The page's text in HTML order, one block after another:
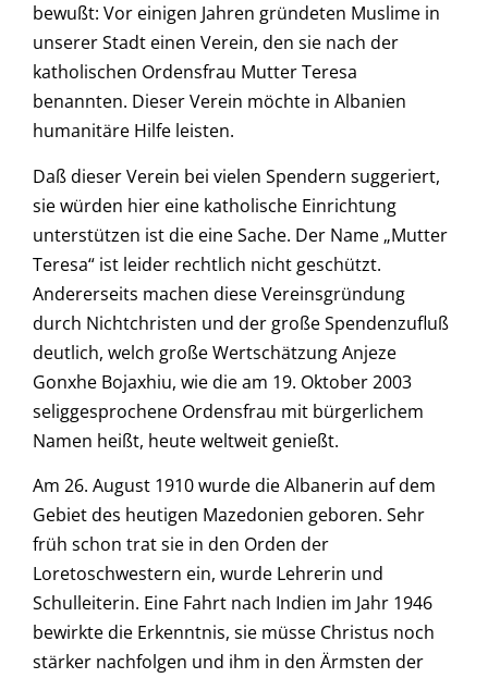
bewußt: Vor einigen Jahren gründeten Muslime in
unserer Stadt einen Verein, den sie nach der
katholischen Ordensfrau Mutter Teresa
benannten. Dieser Verein möchte in Albanien
humanitäre Hilfe leisten.
Daß dieser Verein bei vielen Spendern suggeriert,
sie würden hier eine katholische Einrichtung
unterstützen ist die eine Sache. Der Name „Mutter
Teresa“ ist leider rechtlich nicht geschützt.
Andererseits machen diese Vereinsgründung
durch Nichtchristen und der große Spendenzufluß
deutlich, welch große Wertschätzung Anjeze
Gonxhe Bojaxhiu, wie die am 19. Oktober 2003
seliggesprochene Ordensfrau mit bürgerlichem
Namen heißt, heute weltweit genießt.
Am 26. August 1910 wurde die Albanerin auf dem
Gebiet des heutigen Mazedonien geboren. Sehr
früh schon trat sie in den Orden der
Loretoschwestern ein, wurde Lehrerin und
Schulleiterin. Eine Fahrt nach Indien im Jahr 1946
bewirkte die Erkenntnis, sie müsse Christus noch
stärker nachfolgen und ihm in den Ärmsten der